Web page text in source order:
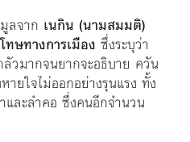
ลจาก เนกิน (นามสมมติ)
ษทางการเมือง ซึ่งระบุว่า
มากจนยากจะอธิบาย ควัน
ยใจไม่ออกอย่างรุนแรง ทั้ง
ละลำคอ ซึ่งคนอีกจำนวน